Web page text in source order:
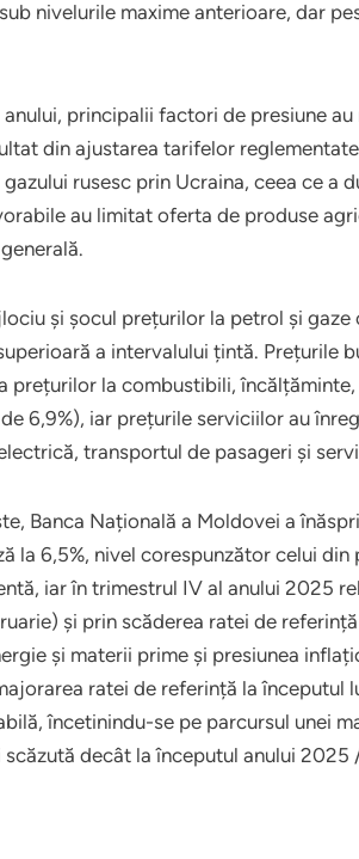
nivelurile maxime anterioare, dar
principalii factori de presiune
din ajustarea tarifelor
rusesc prin Ucraina, ceea ce
au limitat oferta de produse
și șocul prețurilor la petrol și
a intervalului țintă. Prețurile
prețurilor la combustibili,
6,9%), iar prețurile serviciilor au
transportul de pasageri și
Banca Națională a Moldovei a
la 6,5%, nivel corespunzător celui
iar în trimestrul IV al anului 2025
și prin scăderea ratei de
și materii prime și presiunea
ratei de referință la
încetinindu-se pe parcursul unei
decât la începutul anului 2025